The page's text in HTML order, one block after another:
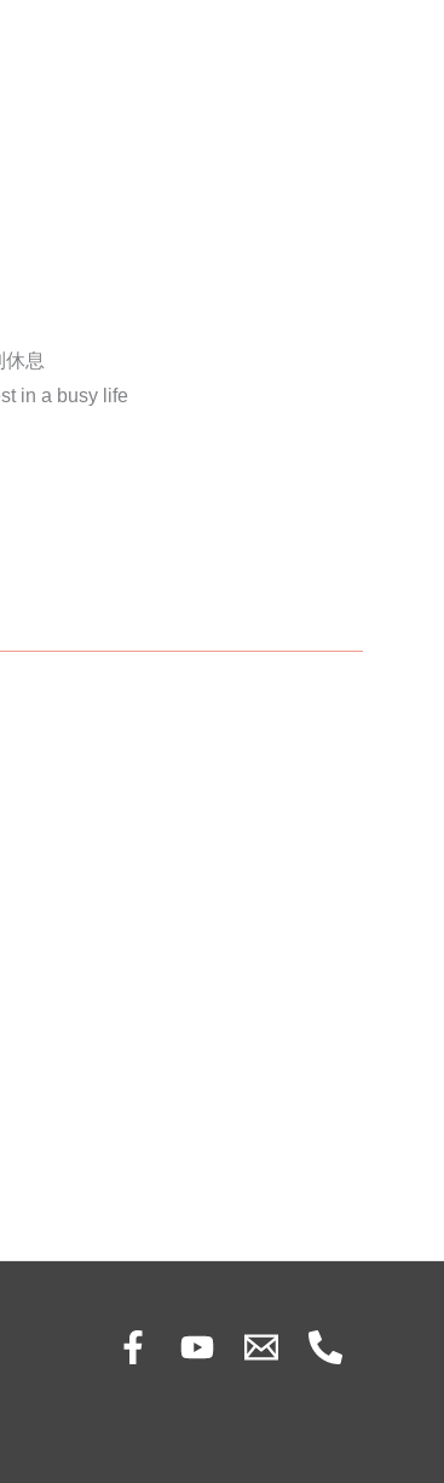
息
in a busy life